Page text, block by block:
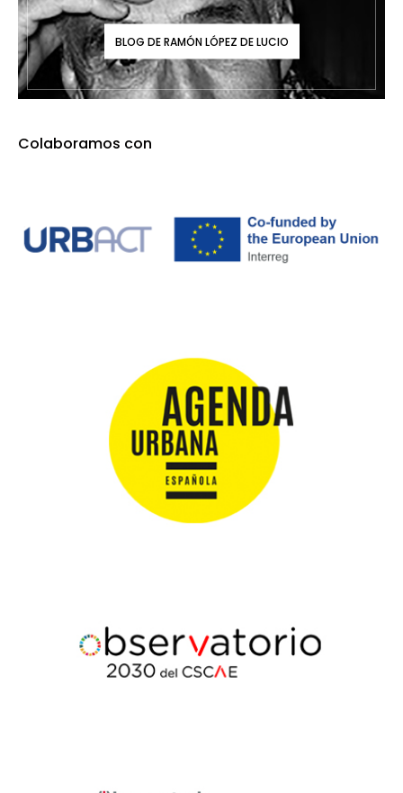
BLOG DE RAMÓN LÓPEZ DE LUCIO
Colaboramos con